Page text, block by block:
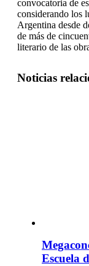
convocatoria de
considerando los
Argentina desde
de más de
literario de las
Noticias
Escuela